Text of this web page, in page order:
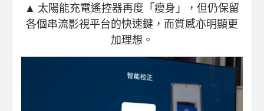
▲ 太陽能充電遙控器再度「瘦身」，但仍保留
各個串流影視平台的快速鍵，而質感亦明顯更
加理想。